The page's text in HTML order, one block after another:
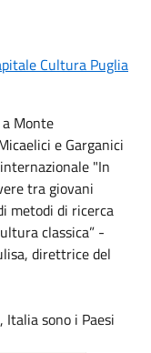
Cultura Puglia
Monte
e Garganici
"In
tra giovani
metodi di ricerca
classica” -
direttrice del
Italia sono i Paesi